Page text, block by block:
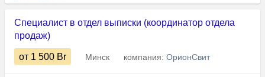
Специалист в отдел выписки (координатор отдела
продаж)
от 1 500 Br Минск компания: ОрионСвит